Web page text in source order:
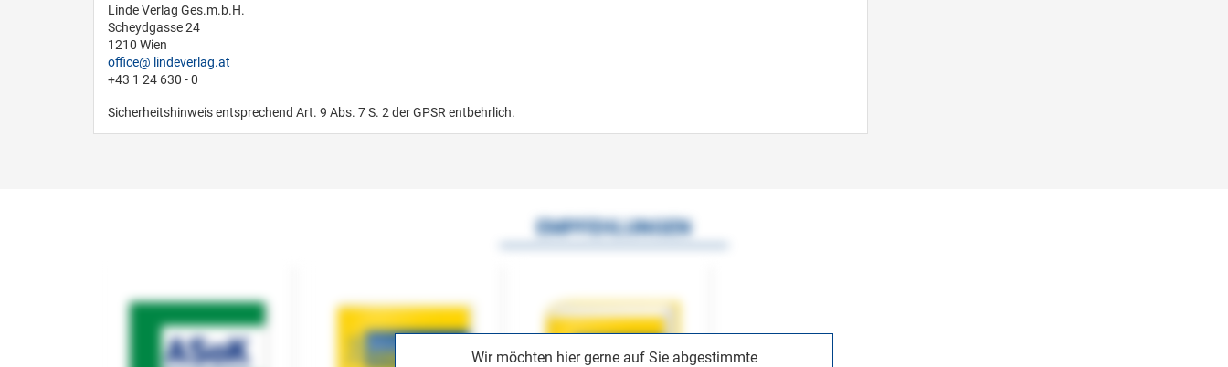
Linde Verlag Ges.m.b.H.
Scheydgasse 24
1210 Wien
office
lindeverlag.at
+43 1 24 630 - 0
Sicherheitshinweis entsprechend Art. 9 Abs. 7 S. 2 der GPSR entbehrlich.
Wir möchten hier gerne auf Sie abgestimmte
EMPFEHLUNGEN